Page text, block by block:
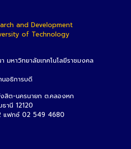
and Development
of Technology
มหาวิทยาลัยเทคโนโลยีราชมงคล
อธิการบดี
สิต-นครนายก ต.คลองหก
านี 12120
แฟกซ์ 02 549 4680